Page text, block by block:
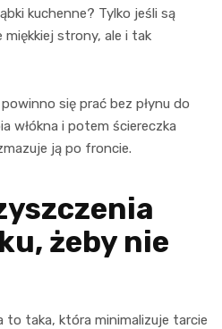
kuchenne? Tylko jeśli są
miękkiej strony, ale i tak
się prać bez płynu do
włókna i potem ściereczka
ją po froncie.
żeby nie
to taka, która minimalizuje tarcie